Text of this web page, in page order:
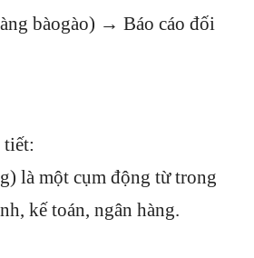
bàogào) → Báo cáo đối
là một cụm động từ trong
kế toán, ngân hàng.